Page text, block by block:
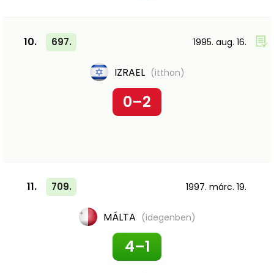
10. 697. 1995. aug. 16.
IZRAEL (itthon)
0–2
11. 709. 1997. márc. 19.
MÁLTA (idegenben)
4–1